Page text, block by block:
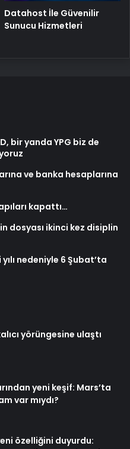
Datahost İle Güvenilir
Sunucu Hizmetleri
bir yanda YPG biz de
ve banka hesaplarına
kapattı…
dosyası ikinci kez disiplin
nedeniyle 6 Şubat’ta
yörüngesine ulaştı
yeni keşif: Mars’ta
var mıydı?
özelliğini duyurdu: